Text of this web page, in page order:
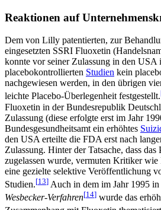
Reaktionen auf
Dem von Lilly patentierten, zur
eingesetzten SSRI Fluoxetin
konnte vor seiner Zulassung in den USA
placebokontrollierten Studien kein
nachgewiesen werden, in den übrigen
leichte Placebo-Überlegenheit festgestellt.
Fluoxetin in der Bundesrepublik
Zulassung (diese erfolgte erst im Jahr
Bundesgesundheitsamt ein erhöhtes
den USA erteilte die FDA erst nach
Zulassung. Hinter der Tatsache, dass
zugelassen wurde, vermuten Kritiker
eine gezielte selektive Veröffentlichung
Studien.[13] Auch in dem im Jahr 1995
Wesbecker-Verfahren[14] wurde das